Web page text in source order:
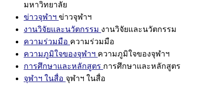
มหาวิทยาลัย
ข่าวจุฬาฯ ข่าวจุฬาฯ
งานวิจัยและนวัตกรรม งานวิจัยและนวัตกรรม
ความร่วมมือ ความร่วมมือ
ความภูมิใจของจุฬาฯ ความภูมิใจของจุฬาฯ
การศึกษาและหลักสูตร การศึกษาและหลักสูตร
จุฬาฯ ในสื่อ จุฬาฯ ในสื่อ